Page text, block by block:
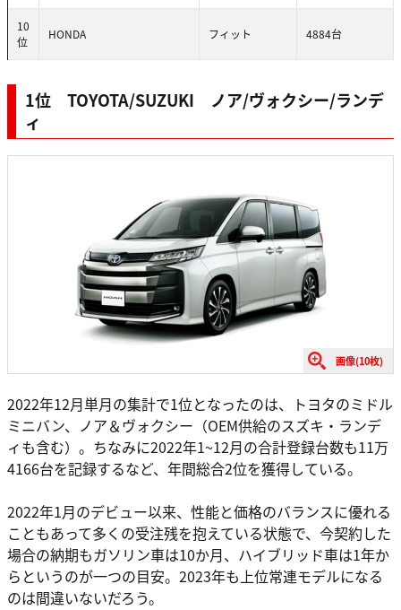
10
位
HONDA フィット 4884台
1位 TOYOTA/SUZUKI ノア/ヴォクシー/ランデ
ィ
画像(10枚)
2022年12月単月の集計で1位となったのは、トヨタのミドル
ミニバン、ノア＆ヴォクシー（OEM供給のスズキ・ランデ
ィも含む）。ちなみに2022年1~12月の合計登録台数も11万
4166台を記録するなど、年間総合2位を獲得している。
2022年1月のデビュー以来、性能と価格のバランスに優れる
こともあって多くの受注残を抱えている状態で、今契約した
場合の納期もガソリン車は10か月、ハイブリッド車は1年か
らというのが一つの目安。2023年も上位常連モデルになる
のは間違いないだろう。